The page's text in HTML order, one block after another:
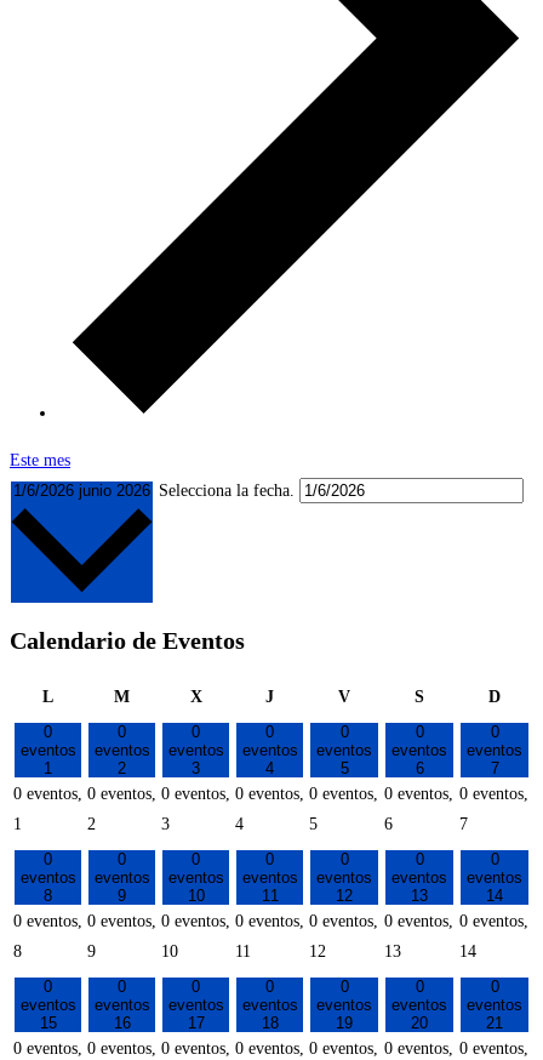
Este mes
1/6/2026 junio 2026 Selecciona la fecha.
Calendario de Eventos
Llunes Mmartes XmiércolesJjueves Vviernes Ssábado D
0
eventos
1
0 eventos,
1
0
eventos
2
0 eventos,
2
0
eventos
3
0 eventos,
3
0
eventos
4
0 eventos,
4
0
eventos
5
0 eventos,
5
0
eventos
6
0 eventos,
6
0
eventos
7
0 eventos,
7
0
eventos
8
0 eventos,
8
0
eventos
9
0 eventos,
9
0
eventos
10
0 eventos,
10
0
eventos
11
0 eventos,
11
0
eventos
12
0 eventos,
12
0
eventos
13
0 eventos,
13
0
eventos
14
0 eventos,
14
0
eventos
15
0 eventos,
0
eventos
16
0 eventos,
0
eventos
17
0 eventos,
0
eventos
18
0 eventos,
0
eventos
19
0 eventos,
0
eventos
20
0 eventos,
0
eventos
21
0 eventos,